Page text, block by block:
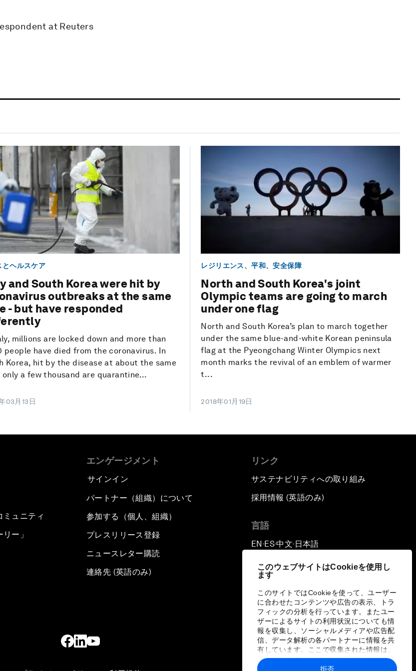
このウェブサイトはCookieを使用し
ます
このサイトではCookieを使って、ユーザー
に合わせたコンテンツや広告の表示、トラ
フィックの分析を行っています。またユー
ザーによるサイトの利用状況についても情
報を収集し、ソーシャルメディアや広告配
信、データ解析の各パートナーに情報を共
有しています。ここで収集された情報は、
ユーザーが各パートナーに提供した他の情
報や各パートナーのサービスを使用した際
拒否
at Reuters
とヘルスケア
and South Korea were hit by
outbreaks at the same
- but have responded
millions are locked down and more than
people have died from the coronavirus. In
Korea, hit by the disease at about the same
only a few thousand are quarantine...
03月13日
レジリエンス、平和、安全保障
North and South Korea's joint
Olympic teams are going to march
under one flag
North and South Korea’s plan to march together
under the same blue-and-white Korean peninsula
flag at the Pyeongchang Winter Olympics next
month marks the revival of an emblem of warmer
t...
2018年01月19日
ミュニティ
ー」
エンゲージメント
サインイン
パートナー（組織）について
参加する（個人、組織）
プレスリリース登録
ニュースレター購読
連絡先 (英語のみ)
リンク
サステナビリティへの取り組み
採用情報 (英語のみ)
言語
EN ▪ ES▪中文▪ 日本語